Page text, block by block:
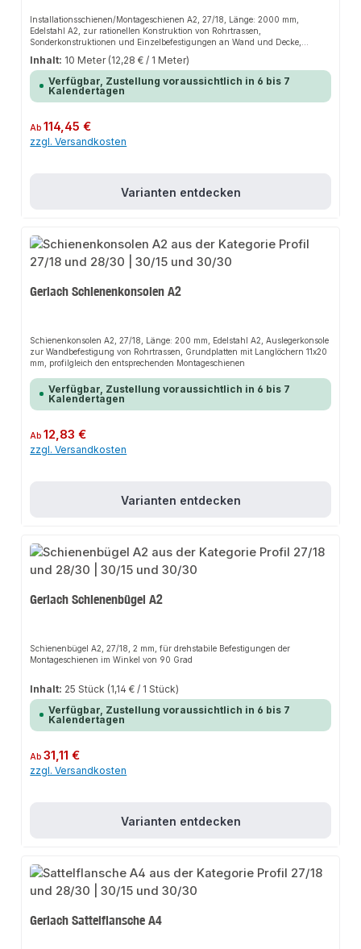
Installationsschienen/Montageschienen A2, 27/18, Länge: 2000 mm,
Edelstahl A2, zur rationellen Konstruktion von Rohrtrassen,
Sonderkonstruktionen und Einzelbefestigungen an Wand und Decke,
montagefreundliches Lochbild, kombinierbar mit unserem Montagezubehör
Inhalt: 10 Meter (12,28 € / 1 Meter)
Verfügbar, Zustellung voraussichtlich in 6 bis 7
Kalendertagen
Regulärer Preis:
Ab114,45 €
zzgl. Versandkosten
Varianten entdecken
Gerlach Schienenkonsolen A2
Schienenkonsolen A2, 27/18, Länge: 200 mm, Edelstahl A2, Auslegerkonsole
zur Wandbefestigung von Rohrtrassen, Grundplatten mit Langlöchern 11x20
mm, profilgleich den entsprechenden Montageschienen
Verfügbar, Zustellung voraussichtlich in 6 bis 7
Kalendertagen
Regulärer Preis:
Ab12,83 €
zzgl. Versandkosten
Varianten entdecken
Gerlach Schienenbügel A2
Schienenbügel A2, 27/18, 2 mm, für drehstabile Befestigungen der
Montageschienen im Winkel von 90 Grad
Inhalt: 25 Stück (1,14 € / 1 Stück)
Verfügbar, Zustellung voraussichtlich in 6 bis 7
Kalendertagen
Regulärer Preis:
Ab31,11 €
zzgl. Versandkosten
Varianten entdecken
Gerlach Sattelflansche A4